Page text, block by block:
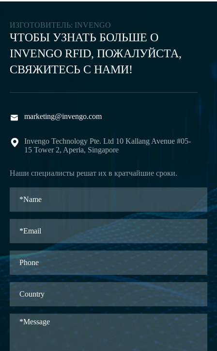
ИЗГОТОВИТЕЛЬ: INVENGO
ЧТОБЫ УЗНАТЬ БОЛЬШЕ О
INVENGO RFID, ПОЖАЛУЙСТА,
СВЯЖИТЕСЬ С НАМИ!
 marketing@invengo.com

Invengo Technology Pte. Ltd 10 Kallang Avenue #05-
15 Tower 2, Aperia, Singapore
Наши специалисты решат их в кратчайшие сроки.